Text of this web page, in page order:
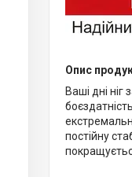
Опис
Ваші дні
постійну